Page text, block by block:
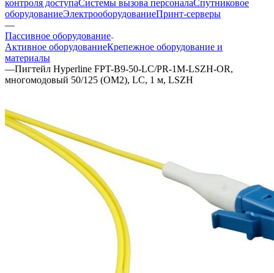
контроля доступаСистемы вызова персоналаСпутниковое
оборудованиеЭлектрооборудованиеПринт-серверы
—
Пассивное оборудование
Активное оборудованиеКрепежное оборудование и
материалы
—Пигтейл Hyperline FPT-B9-50-LC/PR-1M-LSZH-OR,
многомодовый 50/125 (OM2), LC, 1 м, LSZH